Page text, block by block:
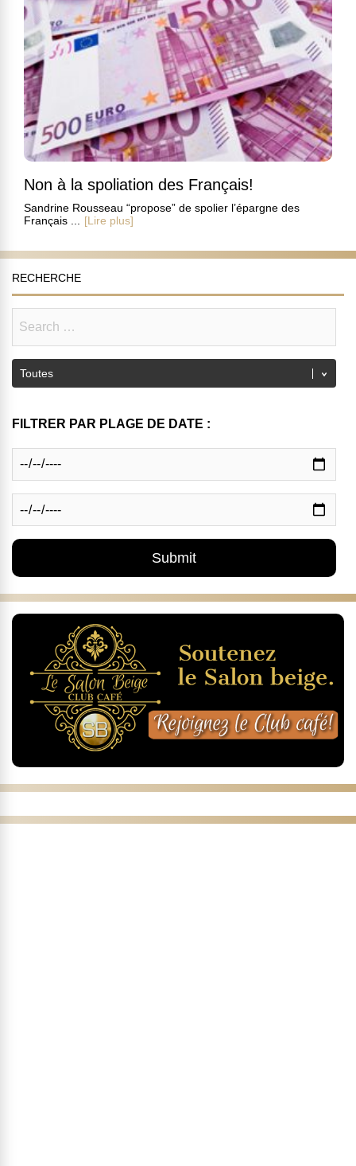
Non à la spoliation des Français!
Sandrine Rousseau “propose” de spolier l’épargne des
Français ...
[Lire plus]
RECHERCHE
FILTRER PAR PLAGE DE DATE :